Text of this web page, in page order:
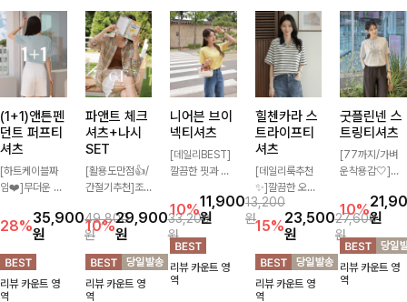
(1+1)앤튼펜
던트 퍼프티
셔츠
[하트케이블짜
임❤️]무더운 여
낭만같은 티셔츠
소재감에서 주는
포인트와 금장으
로 고급스러움도
놓치지 말아요♥
28%35,900
원
49,800
원
리뷰 카운트 영
역
파앤트 체크
셔츠+나시
SET
[활용도만점👍/
간절기추천]조
색으로 감각적이
면서 단독부터
세트까지 활용도
높게 즐기는 셔
츠+나시 SET!
10%29,900
원
33,200
원
리뷰 카운트 영
역
니어븐 브이
넥티셔츠
[데일리BEST]
깔끔한 핏과 디
소재로 밋밋함
없이 착용 가능
하며 심플하게
입어도 좋고 레
이어드해서 입어
도 좋은 데일리
10%11,900
원
13,200
원
리뷰 카운트 영
역
힐첸카라 스
트라이프티
셔츠
[데일리룩추천
✨]깔끔한 오픈
카라넥과 조화로
운 배색이 들어
간 스트라이프
패턴으로 단정하
고 캐주얼한 무
드를 선사하는
15%23,500
원
27,600
원
리뷰 카운트 영
역
굿플린넨 스
트링티셔츠
[77까지/가벼
운착용감🤍]린
럴한 플라워 프
린팅이 포인트가
되어 하나만으로
도 감성 있는 스
타일을 완성해드
리는 티셔츠-🌼
10%원
리뷰 카운트 영
역